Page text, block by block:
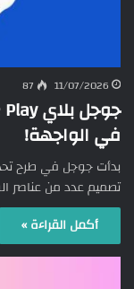
11/07/2026
87
في الواجهة!
تصميم عدد من عناصر
أكمل القراءة »